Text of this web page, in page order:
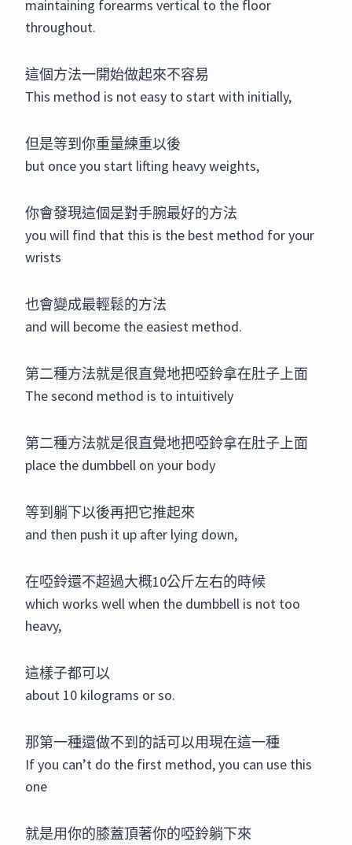
maintaining forearms vertical to the floor
throughout.
這個方法一開始做起來不容易
This method is not easy to start with initially,
但是等到你重量練重以後
but once you start lifting heavy weights,
你會發現這個是對手腕最好的方法
you will find that this is the best method for your
wrists
也會變成最輕鬆的方法
and will become the easiest method.
第二種方法就是很直覺地把啞鈴拿在肚子上面
The second method is to intuitively
第二種方法就是很直覺地把啞鈴拿在肚子上面
place the dumbbell on your body
等到躺下以後再把它推起來
and then push it up after lying down,
在啞鈴還不超過大概10公斤左右的時候
which works well when the dumbbell is not too
heavy,
這樣子都可以
about 10 kilograms or so.
那第一種還做不到的話可以用現在這一種
If you can’t do the first method, you can use this
one
就是用你的膝蓋頂著你的啞鈴躺下來